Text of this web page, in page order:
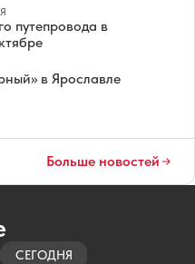
путепровода в
в Ярославле
Больше новостей
СЕГОДНЯ